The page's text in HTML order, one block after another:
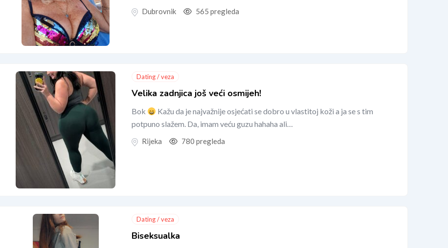
Dubrovnik 565 pregleda
Dating / veza
Velika zadnjica još veći osmijeh!
Bok
Kažu da je najvažnije osjećati se dobro u vlastitoj koži a ja se s tim
potpuno slažem. Da, imam veću guzu hahaha ali…
Rijeka 780 pregleda
Dating / veza
Biseksualka